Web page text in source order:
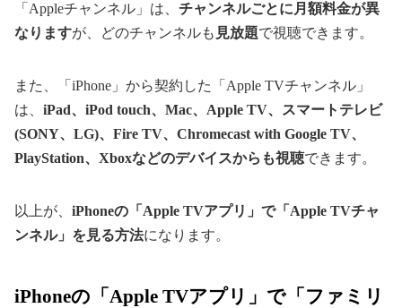
「Appleチャンネル」は、 チャンネルごとに月額料金が異
なりますが、どのチャンネルも 見放題で視聴できます。
また、「iPhone」から契約した「Apple TVチャンネル」
は、 iPad、iPod touch、Mac、Apple TV、スマートテレビ
(SONY、LG)、Fire TV、Chromecast with Google TV、
PlayStation、Xboxなどのデバイスからも視聴できます。
以上が、 iPhoneの「Apple TVアプリ」で「Apple TVチャ
ンネル」を見る方法になります。
iPhoneの「Apple TVアプリ」で「ファミリ